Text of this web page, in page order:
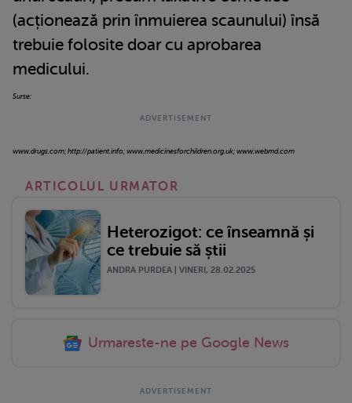
(acționează prin înmuierea scaunului) însă
trebuie folosite doar cu aprobarea
medicului.
Surse:
www.drugs.com; http://patient.info; www.medicinesforchildren.org.uk; www.webmd.com
ARTICOLUL URMATOR
Heterozigot: ce înseamnă și
ce trebuie să știi
ANDRA PURDEA | VINERI, 28.02.2025
Urmareste-ne pe Google News